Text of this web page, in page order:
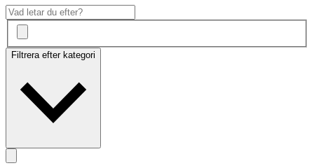
Filtrera efter kategori